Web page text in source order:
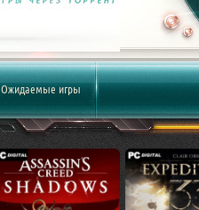
Ожидаемые игры